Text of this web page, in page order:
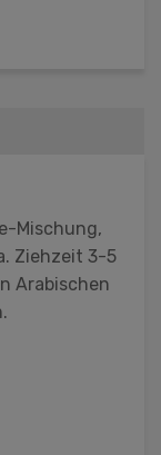
Mischung,
Ziehzeit 3-5
Arabischen